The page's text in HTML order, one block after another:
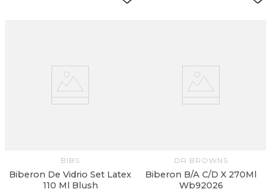
BIBS
Biberon De Vidrio Set Latex
110 Ml Blush
DR BROWNS
Biberon B/A C/D X 270Ml
Wb92026